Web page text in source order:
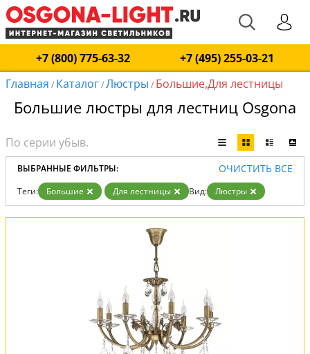
+7 (800) 775-63-32
+7 (495) 255-03-21
Главная / Каталог/Люстры / Большие,Для лестницы
Большие люстры для лестниц Osgona
ВЫБРАННЫЕ ФИЛЬТРЫ: ОЧИСТИТЬ ВСЕ
Теги: Большие Для лестницы Вид: Люстры